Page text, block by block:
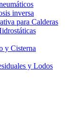
inversa
para Calderas
y Cisterna
y Lodos